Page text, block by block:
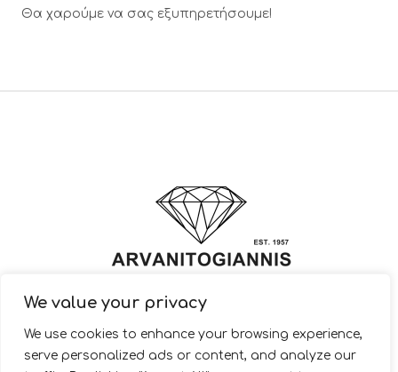
We value your privacy
We use cookies to enhance your browsing experience,
serve personalized ads or content, and analyze our
Θα χαρούμε να σας εξυπηρετήσουμε!
© 2022 ARVANITOGIANNIS – Jewelry Design & Manufacturing |
JewelryShop.gr